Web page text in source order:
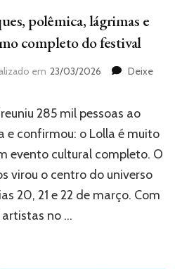
polêmica, lágrimas e
completo do festival
em 23/03/2026
Deixe
285 mil pessoas ao
e confirmou: o Lolla é muito
evento cultural completo. O
virou o centro do universo
20, 21 e 22 de março. Com
artistas no …